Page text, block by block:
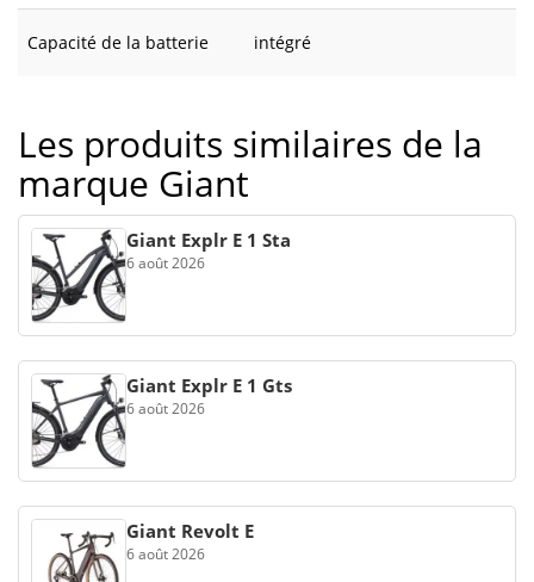
Capacité de la batterie intégré
Les produits similaires de la
marque Giant
Giant Explr E 1 Sta
6 août 2026
Giant Explr E 1 Gts
6 août 2026
Giant Revolt E
6 août 2026